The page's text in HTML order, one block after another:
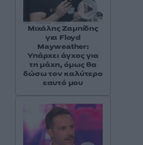
Μιχάλης Ζαμπίδης
για Floyd
Mayweather:
Υπάρχει άγχος για
τη μάχη, όμως θα
δώσω τον καλύτερο
εαυτό μου